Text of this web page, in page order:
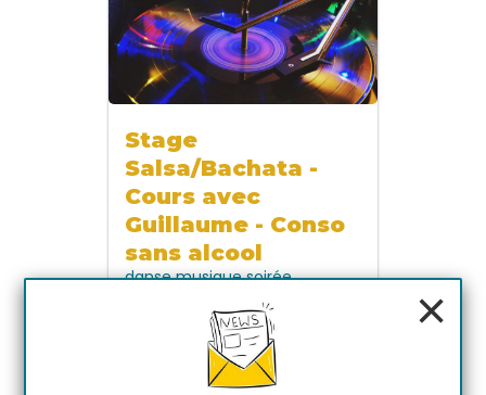
Stage
Salsa/Bachata -
Cours avec
Guillaume - Conso
sans alcool
dansemusiquesoirée
dimanche 30 août
16h00 → 20h00
Venez danser et vibrer au
×